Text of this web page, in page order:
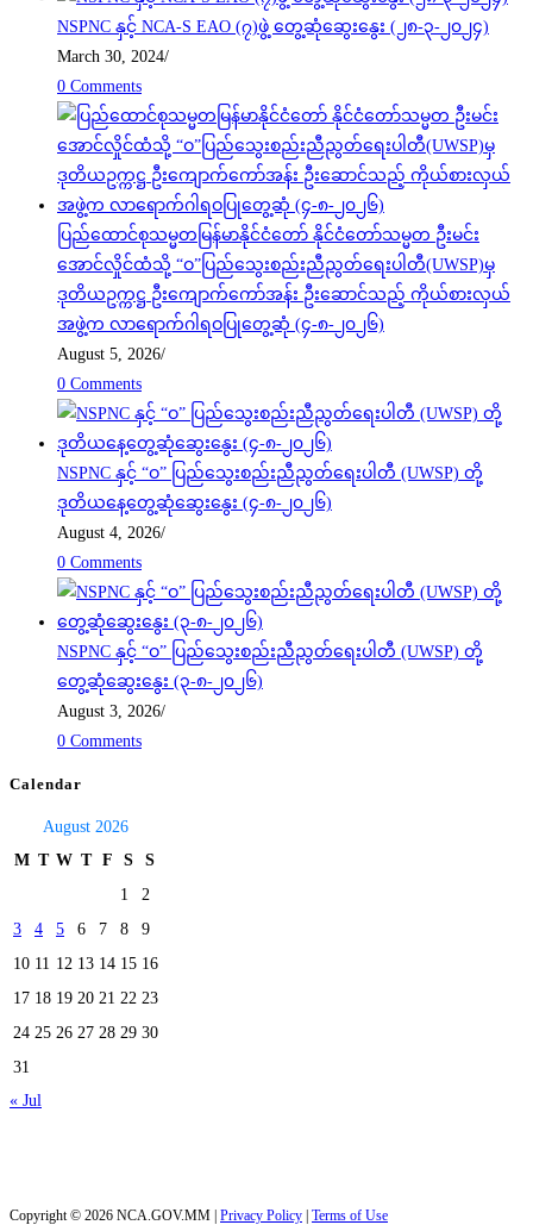
NSPNC နှင့် NCA-S EAO (၇)ဖွဲ့ တွေ့ဆုံဆွေးနွေး (၂၈-၃-၂၀၂၄)
March 30, 2024/
0 Comments
ပြည်ထောင်စုသမ္မတမြန်မာနိုင်ငံတော် နိုင်ငံတော်သမ္မတ ဦးမင်း
အောင်လှိုင်ထံသို့ “ဝ”ပြည်သွေးစည်းညီညွတ်ရေးပါတီ(UWSP)မှ
ဒုတိယဥက္ကဋ္ဌ ဦးကျောက်ကော်အန်း ဦးဆောင်သည့် ကိုယ်စားလှယ်
အဖွဲ့က လာရောက်ဂါရဝပြုတွေ့ဆုံ (၄-၈-၂၀၂၆)
August 5, 2026/
0 Comments
NSPNC နှင့် “ဝ” ပြည်သွေးစည်းညီညွတ်ရေးပါတီ (UWSP) တို့
ဒုတိယနေ့တွေ့ဆုံဆွေးနွေး (၄-၈-၂၀၂၆)
August 4, 2026/
0 Comments
NSPNC နှင့် “ဝ” ပြည်သွေးစည်းညီညွတ်ရေးပါတီ (UWSP) တို့
တွေ့ဆုံဆွေးနွေး (၃-၈-၂၀၂၆)
August 3, 2026/
0 Comments
Calendar
August 2026
M T W T F S
S
1
2
3
4 5 6 7 8
9
10 11 12 13 14 15 16
17 18 19 20 21 22 23
24 25 26 27 28 29 30
31
« Jul
Copyright © 2026 NCA.GOV.MM | Privacy Policy Terms of Use